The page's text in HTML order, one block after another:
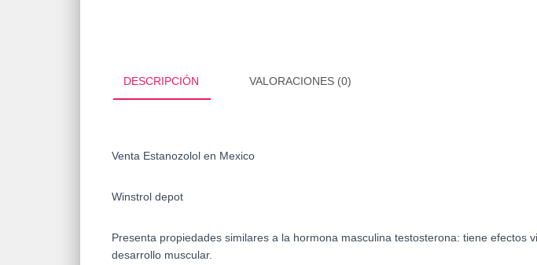
DESCRIPCIÓN VALORACIONES (0)
Venta Estanozolol en Mexico
Winstrol depot
Presenta propiedades similares a la hormona masculina testosterona: tiene
desarrollo muscular.